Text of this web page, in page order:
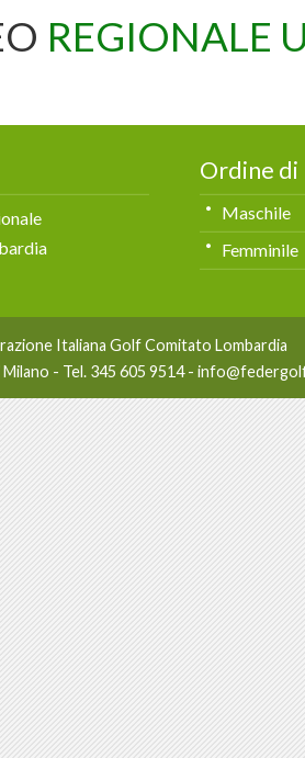
REGIONALE
Ordine
Maschile
Femminile
Italiana Golf Comitato Lombardia
- Tel. 345 605 9514 -